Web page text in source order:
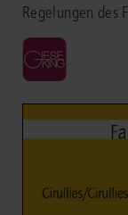
Regelungen des